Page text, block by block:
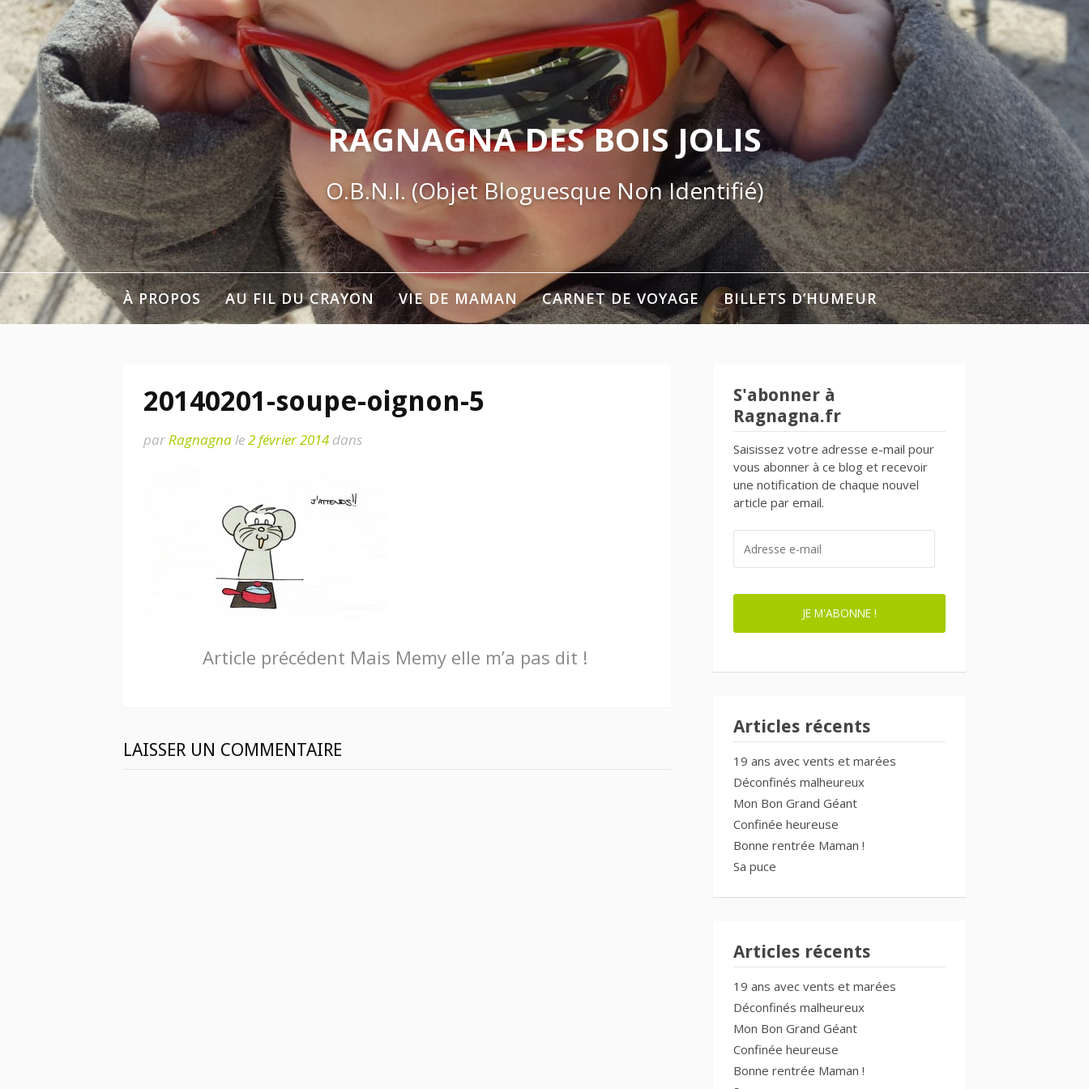
Aller
au
contenu
RAGNAGNA DES BOIS JOLIS
O.B.N.I. (Objet Bloguesque Non Identifié)
À PROPOS AU FIL DU CRAYON VIE DE MAMAN CARNET DE VOYAGE BILLETS D’HUMEUR
20140201-soupe-oignon-5
parRagnagnale2 février 2014 dans
Article précédent Mais Memy elle m’a pas dit !
LAISSER UN COMMENTAIRE
S'abonner à
Ragnagna.fr
Saisissez votre adresse e-mail pour
vous abonner à ce blog et recevoir
une notification de chaque nouvel
article par email.
MAIL
JE M'ABONNE !
Articles récents
19 ans avec vents et marées
Déconfinés malheureux
Mon Bon Grand Géant
Confinée heureuse
Bonne rentrée Maman !
Sa puce
Articles récents
19 ans avec vents et marées
Déconfinés malheureux
Mon Bon Grand Géant
Confinée heureuse
Bonne rentrée Maman !